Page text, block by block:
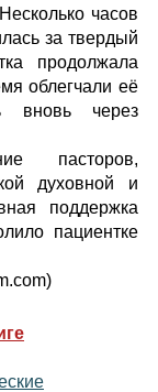
часов
за твердый
продолжала
облегчали её
вновь через
пасторов,
духовной и
поддержка
пациентке